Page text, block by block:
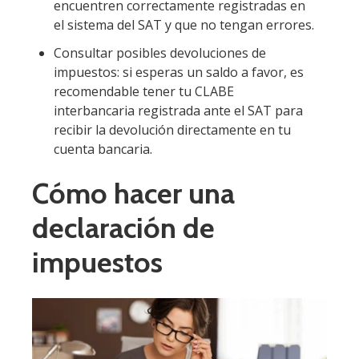
encuentren correctamente registradas en
el sistema del SAT y que no tengan errores.
Consultar posibles devoluciones de
impuestos: si esperas un saldo a favor, es
recomendable tener tu CLABE
interbancaria registrada ante el SAT para
recibir la devolución directamente en tu
cuenta bancaria.
Cómo hacer una
declaración de
impuestos